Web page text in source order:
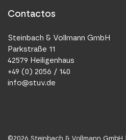
Contactos
Steinbach & Vollmann GmbH
Parkstraße 11
42579 Heiligenhaus
+49 (0) 2056 / 140
info@stuv.de
©2026 Steinbach & Vollmann GmbH |